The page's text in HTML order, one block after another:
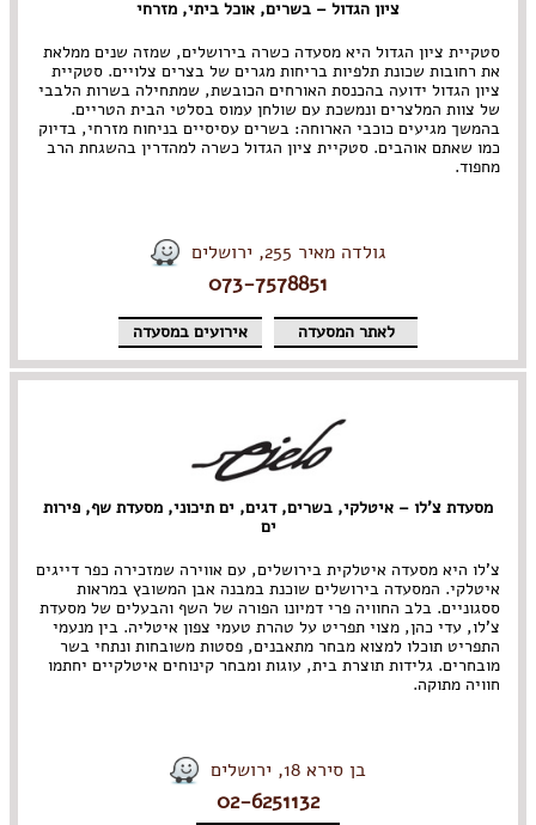
ציון הגדול – בשרים, אוכל ביתי, מזרחי
סטקיית ציון הגדול היא מסעדה כשרה בירושלים, שמזה שנים ממלאת
את רחובות שכונת תלפיות בריחות מגרים של בצרים צלויים. סטקיית
ציון הגדול ידועה בהכנסת האורחים הכובשת, שמתחילה בשרות הלבבי
של צוות המלצרים ונמשכת עם שולחן עמוס בסלטי הבית הטריים.
בהמשך מגיעים כוכבי הארוחה: בשרים עסיסיים בניחוח מזרחי, בדיוק
כמו שאתם אוהבים. סטקיית ציון הגדול כשרה למהדרין בהשגחת הרב
מחפוד.
גולדה מאיר 255, ירושלים
073-7578851
לאתר המסעדה אירועים במסעדה
מסעדת צ'לו – איטלקי, בשרים, דגים, ים תיכוני, מסעדת שף, פירות
ים
צ'לו היא מסעדה איטלקית בירושלים, עם אווירה שמזכירה כפר דייגים
איטלקי. המסעדה בירושלים שוכנת במבנה אבן המשובץ במראות
ססגוניים. בלב החוויה פרי דמיונו הפורה של השף והבעלים של מסעדת
צ'לו, עדי כהן, מצוי תפריט על טהרת טעמי צפון איטליה. בין מנעמי
התפריט תוכלו למצוא מבחר מתאבנים, פסטות משובחות ונתחי בשר
מובחרים. גלידות תוצרת בית, עוגות ומבחר קינוחים איטלקיים יחתמו
חוויה מתוקה.
בן סירא 18, ירושלים
02-6251132